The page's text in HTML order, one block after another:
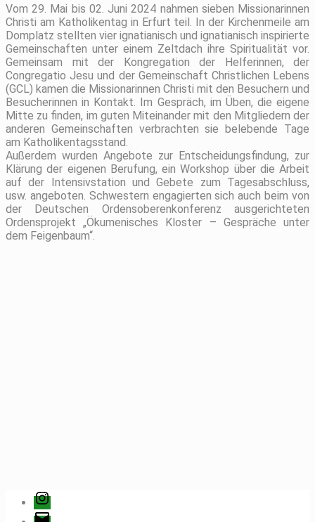
Vom 29. Mai bis 02. Juni 2024 nahmen sieben Missionarinnen
Christi am Katholikentag in Erfurt teil. In der Kirchenmeile am
Domplatz stellten vier ignatianisch und ignatianisch inspirierte
Gemeinschaften unter einem Zeltdach ihre Spiritualität vor.
Gemeinsam mit der Kongregation der Helferinnen, der
Congregatio Jesu und der Gemeinschaft Christlichen Lebens
(GCL) kamen die Missionarinnen Christi mit den Besuchern und
Besucherinnen in Kontakt. Im Gespräch, im Üben, die eigene
Mitte zu finden, im guten Miteinander mit den Mitgliedern der
anderen Gemeinschaften verbrachten sie belebende Tage
am Katholikentagsstand.
Außerdem wurden Angebote zur Entscheidungsfindung, zur
Klärung der eigenen Berufung, ein Workshop über die Arbeit
auf der Intensivstation und Gebete zum Tagesabschluss,
usw. angeboten. Schwestern engagierten sich auch beim von
der Deutschen Ordensoberenkonferenz ausgerichteten
Ordensprojekt „Ökumenisches Kloster – Gespräche unter
dem Feigenbaum“.
Instagram
E-